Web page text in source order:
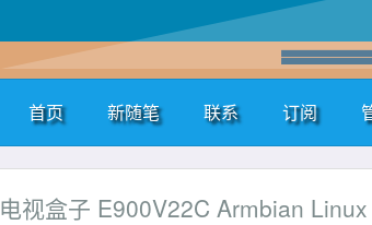
首页 新随笔 联系 订阅
电视盒子 E900V22C Armbian